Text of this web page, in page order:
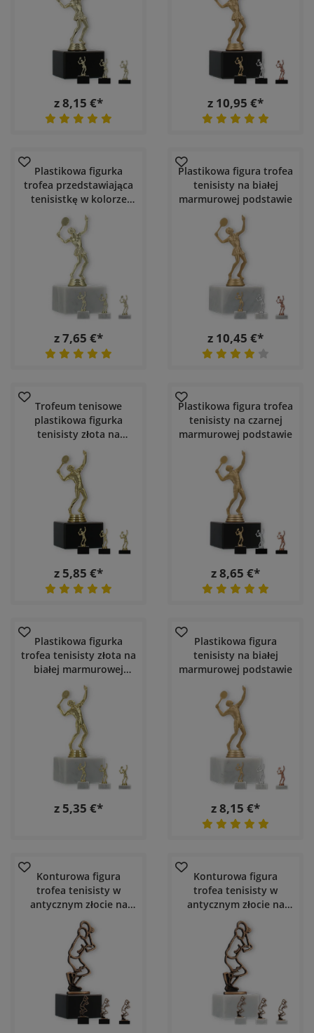
z 8,15 €* z 10,95 €*
Plastikowa figurka
trofea przedstawiająca
tenisistkę w kolorze
złotym na białej
marmurowej podstawie
z 7,65 €*
Plastikowa figura trofea
tenisisty na białej
marmurowej podstawie
z 10,45 €*
Trofeum tenisowe
plastikowa figurka
tenisisty złota na
czarnej marmurowej
podstawie
z 5,85 €*
Plastikowa figura trofea
tenisisty na czarnej
marmurowej podstawie
z 8,65 €*
Plastikowa figurka
trofea tenisisty złota na
białej marmurowej
podstawie
z 5,35 €*
Plastikowa figura
tenisisty na białej
marmurowej podstawie
z 8,15 €*
Konturowa figura
trofea tenisisty w
antycznym złocie na
czarnej marmurowej
podstawie
Konturowa figura
trofea tenisisty w
antycznym złocie na
białej marmurowej
podstawie